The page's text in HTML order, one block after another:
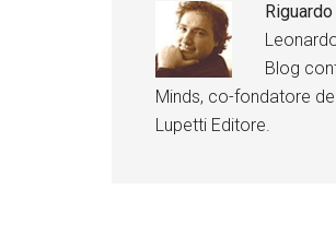
Riguardo
Blog
Minds, co-fondatore
Lupetti Editore.